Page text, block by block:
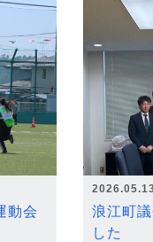
動会
浪江町
した